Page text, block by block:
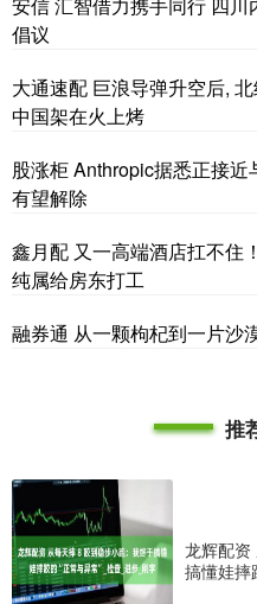
安信 汇智借力携手同行 四
倡议
大通速配 巨浪导弹升空后,
中国架在火上烤
股涨柜 Anthropic据悉正接
有望解除
鑫月配 又一高端酒店扛不住
纯属给房东打工
融券通 从一颗枸杞到一片沙
推
龙辉配资
搞懂娃摔